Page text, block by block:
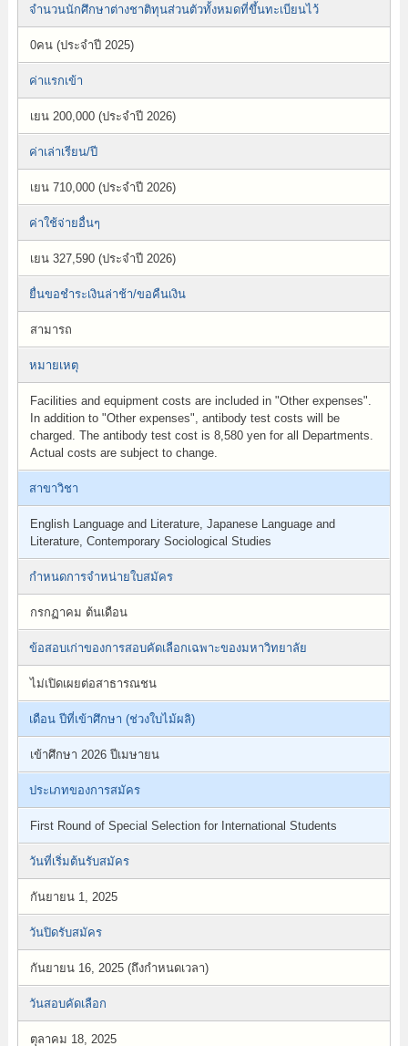
จำนวนนักศึกษาต่างชาติทุนส่วนตัวทั้งหมดที่ขึ้นทะเบียนไว้
0คน (ประจำปี 2025)
ค่าแรกเข้า
เยน 200,000 (ประจำปี 2026)
ค่าเล่าเรียน/ปี
เยน 710,000 (ประจำปี 2026)
ค่าใช้จ่ายอื่นๆ
เยน 327,590 (ประจำปี 2026)
ยื่นขอชำระเงินล่าช้า/ขอคืนเงิน
สามารถ
หมายเหตุ
Facilities and equipment costs are included in "Other expenses".
In addition to "Other expenses", antibody test costs will be
charged. The antibody test cost is 8,580 yen for all Departments.
Actual costs are subject to change.
สาขาวิชา
English Language and Literature, Japanese Language and
Literature, Contemporary Sociological Studies
กำหนดการจำหน่ายใบสมัคร
กรกฏาคม ต้นเดือน
ข้อสอบเก่าของการสอบคัดเลือกเฉพาะของมหาวิทยาลัย
ไม่เปิดเผยต่อสาธารณชน
เดือน ปีที่เข้าศึกษา (ช่วงใบไม้ผลิ)
เข้าศึกษา 2026 ปีเมษายน
ประเภทของการสมัคร
First Round of Special Selection for International Students
วันที่เริ่มต้นรับสมัคร
กันยายน 1, 2025
วันปิดรับสมัคร
กันยายน 16, 2025 (ถึงกำหนดเวลา)
วันสอบคัดเลือก
ตุลาคม 18, 2025